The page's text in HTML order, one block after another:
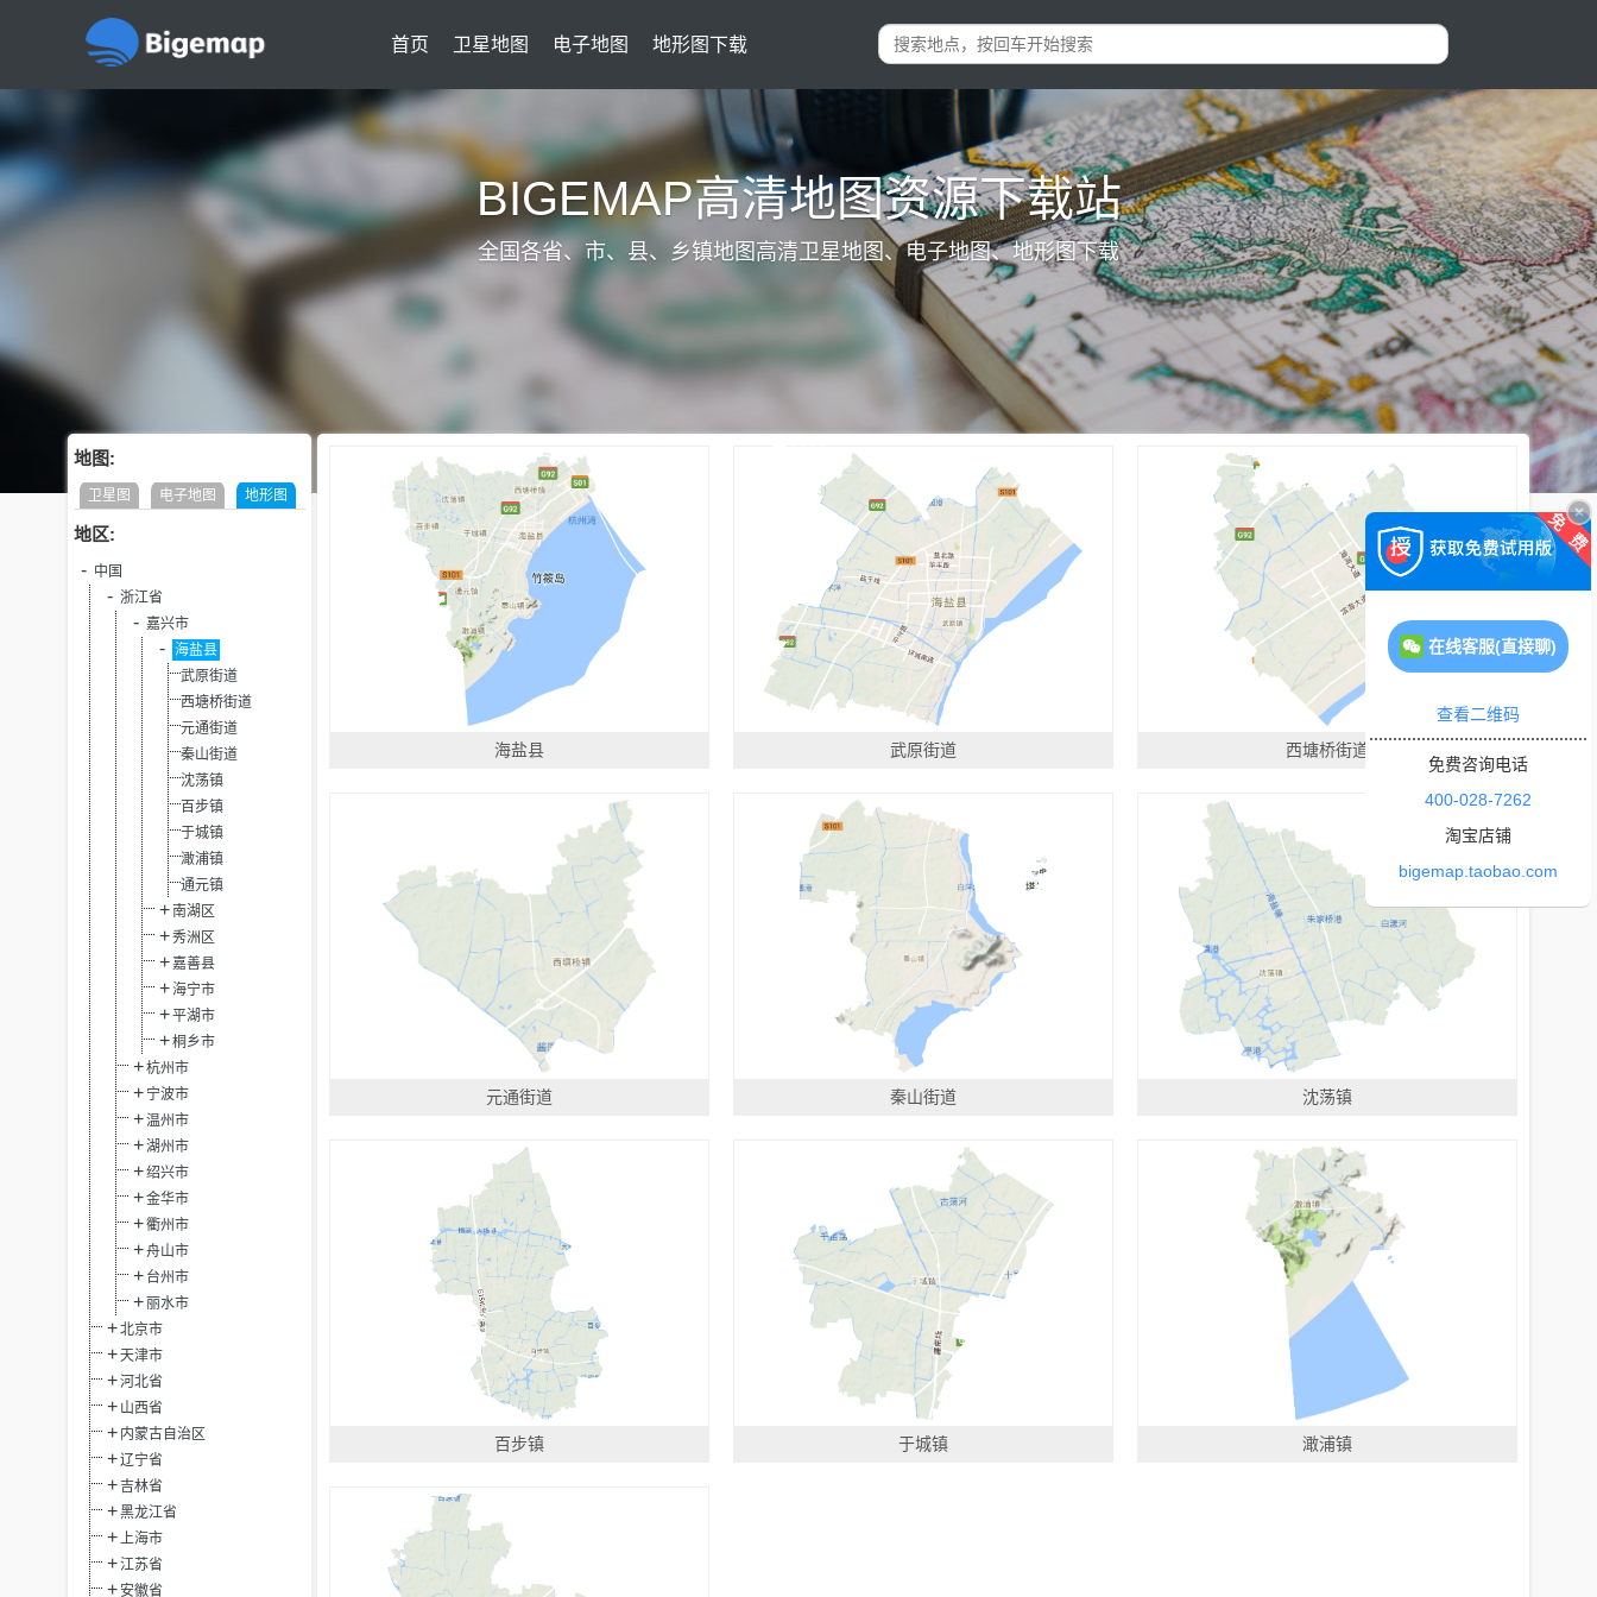
首页 卫星地图 电子地图 地形图下载
BIGEMAP高清地图资源下载站
全国各省、市、县、乡镇地图高清卫星地图、电子地图、地形图下载
地图:
卫星图 电子地图 地形图
地区:
中国
浙江省
嘉兴市
海盐县
武原街道
西塘桥街道
元通街道
秦山街道
沈荡镇
百步镇
于城镇
澉浦镇
通元镇
南湖区
秀洲区
嘉善县
海宁市
平湖市
桐乡市
杭州市
宁波市
温州市
湖州市
绍兴市
金华市
衢州市
舟山市
台州市
丽水市
北京市
天津市
河北省
山西省
内蒙古自治区
辽宁省
吉林省
黑龙江省
上海市
江苏省
安徽省
海盐县 武原街道 西塘桥街道
元通街道 秦山街道 沈荡镇
百步镇 于城镇 澉浦镇
在线客服(直接聊)
查看二维码
免费咨询电话
400-028-7262
淘宝店铺
bigemap.taobao.com